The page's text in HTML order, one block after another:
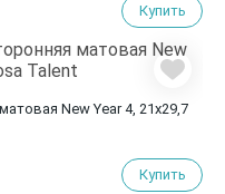
Купить
New Year 4, 21х29,7
Купить